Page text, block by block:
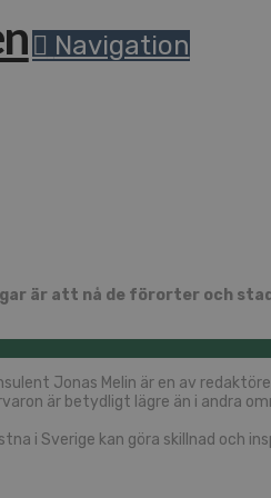
Navigation
är att nå de förorter och
Jonas Melin är en av
är betydligt lägre än i andra
i Sverige kan göra skillnad och